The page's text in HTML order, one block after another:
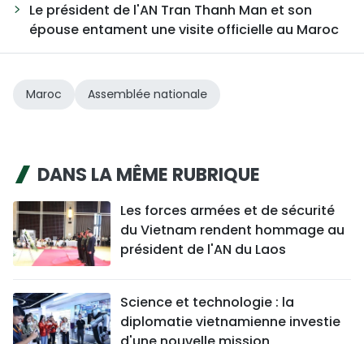
Le président de l'AN Tran Thanh Man et son
épouse entament une visite officielle au Maroc
Maroc Assemblée nationale
DANS LA MÊME RUBRIQUE
Les forces armées et de sécurité
du Vietnam rendent hommage au
président de l'AN du Laos
Science et technologie : la
diplomatie vietnamienne investie